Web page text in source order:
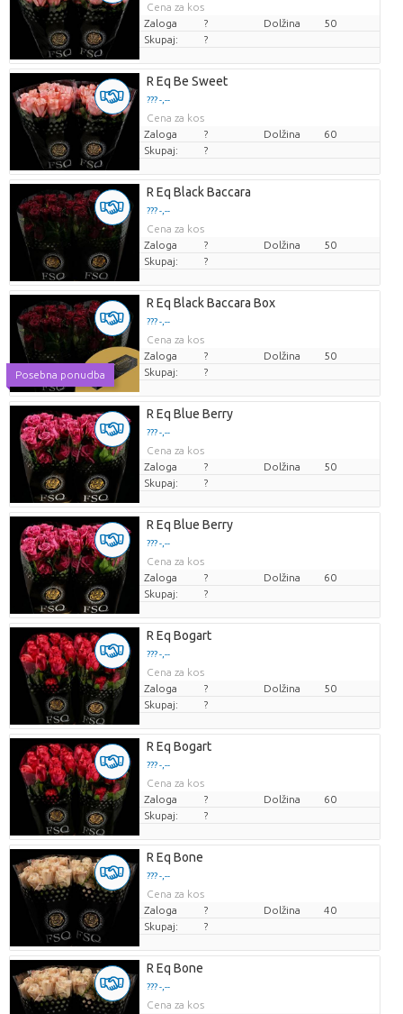
Cena za kos
Zaloga
? Dolžina
50
Skupaj:
?
R Eq Be Sweet
??? -,--
Cena za kos
Zaloga
? Dolžina
60
Skupaj:
?
R Eq Black Baccara
??? -,--
Cena za kos
Zaloga
? Dolžina
50
Skupaj:
?
Posebna ponudba
R Eq Black Baccara Box
??? -,--
Cena za kos
Zaloga
? Dolžina
50
Skupaj:
?
R Eq Blue Berry
??? -,--
Cena za kos
Zaloga
? Dolžina
50
Skupaj:
?
R Eq Blue Berry
??? -,--
Cena za kos
Zaloga
? Dolžina
60
Skupaj:
?
R Eq Bogart
??? -,--
Cena za kos
Zaloga
? Dolžina
50
Skupaj:
?
R Eq Bogart
??? -,--
Cena za kos
Zaloga
? Dolžina
60
Skupaj:
?
R Eq Bone
??? -,--
Cena za kos
Zaloga
? Dolžina
40
Skupaj:
?
R Eq Bone
??? -,--
Cena za kos